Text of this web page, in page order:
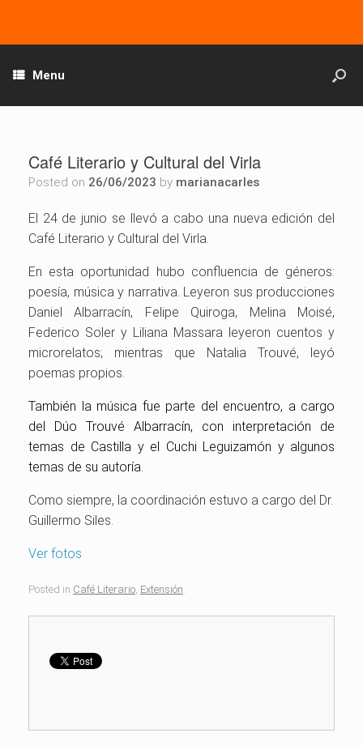
Menu
Café Literario y Cultural del Virla
Posted on 26/06/2023 by marianacarles
El 24 de junio se llevó a cabo una nueva edición del
Café Literario y Cultural del Virla.
En esta oportunidad hubo confluencia de géneros:
poesía, música y narrativa. Leyeron sus producciones
Daniel Albarracín, Felipe Quiroga, Melina Moisé,
Federico Soler y Liliana Massara leyeron cuentos y
microrelatos; mientras que Natalia Trouvé, leyó
poemas propios.
También la música fue parte del encuentro, a cargo
del Dúo Trouvé Albarracín, con interpretación de
temas de Castilla y el Cuchi Leguizamón y algunos
temas de su autoría.
Como siempre, la coordinación estuvo a cargo del Dr.
Guillermo Siles.
Ver fotos
Posted in Café Literario Extensión